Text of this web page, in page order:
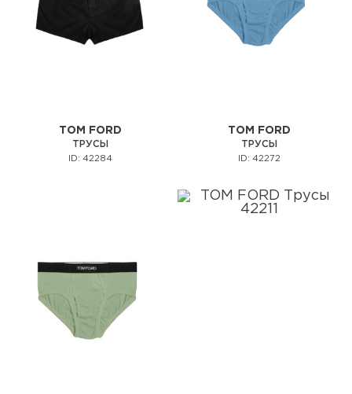
TOM FORD
ТРУСЫ
ID: 42284
TOM FORD
ТРУСЫ
ID: 42272